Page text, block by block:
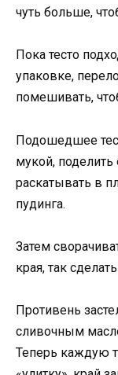
чуть больше,
Пока тесто
упаковке,
помешивать,
Подошедшее
мукой, поделить
раскатывать в
пудинга.
Затем
края, так
Противень
сливочным
Теперь каждую